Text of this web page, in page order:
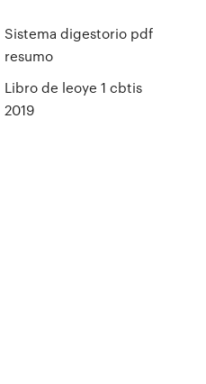
Sistema digestorio pdf
resumo
Libro de leoye 1 cbtis
2019